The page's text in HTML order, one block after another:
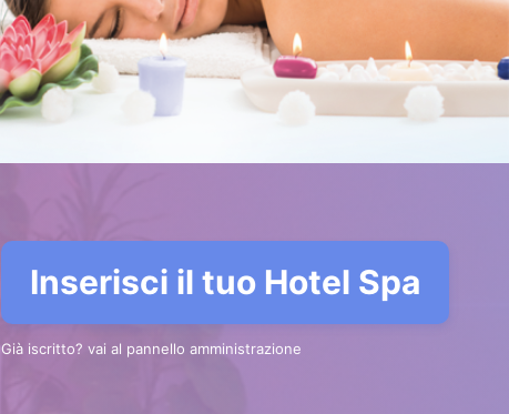
Inserisci il tuo Hotel Spa
Già iscritto? vai al pannello amministrazione